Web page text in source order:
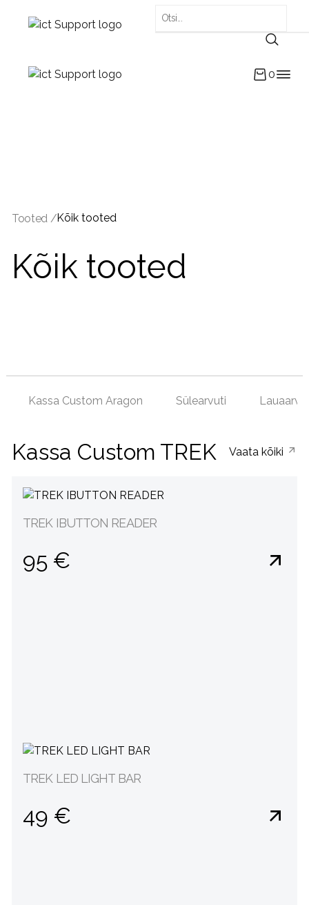
0
Tooted /Kõik tooted
Kõik tooted
Kassa Custom Aragon Sülearvuti
Kassa Custom TREK Vaata kõiki
TREK IBUTTON READER
95 €
TREK LED LIGHT BAR
49 €